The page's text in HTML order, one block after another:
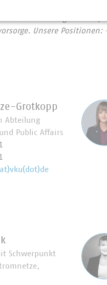
– denn nichts geschieht,
Unsere Positionen:
Grotkopp
Abteilung
Public Affairs
Schwerpunkt